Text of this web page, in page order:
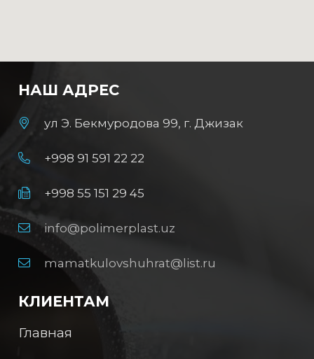
НАШ АДРЕС
ул Э. Бекмуродова 99, г. Джизак
+998 91 591 22 22
+998 55 151 29 45
info@polimerplast.uz
mamatkulovshuhrat@list.ru
КЛИЕНТАМ
Главная